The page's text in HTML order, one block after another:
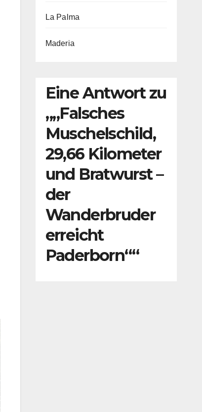
La Palma
Maderia
Eine Antwort zu
„„Falsches
Muschelschild,
29,66 Kilometer
und Bratwurst –
der
Wanderbruder
erreicht
Paderborn““